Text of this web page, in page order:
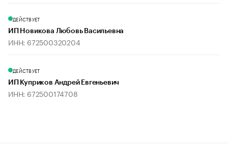
ДЕЙСТВУЕТ
ИП Новикова Любовь Васильевна
ИНН: 672500320204
ДЕЙСТВУЕТ
ИП Куприков Андрей Евгеньевич
ИНН: 672500174708